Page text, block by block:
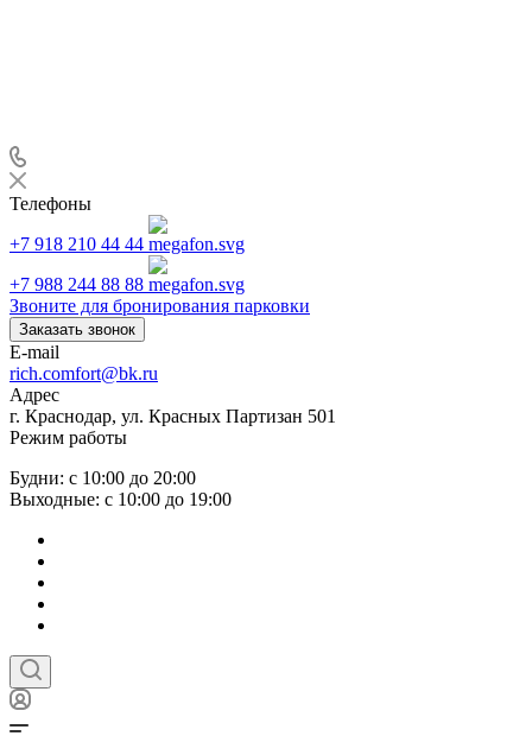
Телефоны
+7 918 210 44 44
+7 988 244 88 88
Звоните для бронирования парковки
Заказать звонок
E-mail
rich.comfort@bk.ru
Адрес
г. Краснодар, ул. Красных Партизан 501
Режим работы
Будни: с 10:00 до 20:00
Выходные: с 10:00 до 19:00